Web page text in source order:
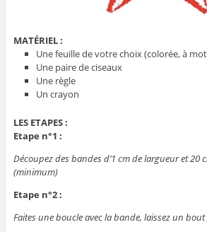
MATÉRIEL :
Une feuille de votre choix (colorée, à
Une paire de ciseaux
Une règle
Un crayon
LES ETAPES :
Etape n°1 :
Découpez des bandes d’1 cm de largueur et 20
(minimum)
Etape n°2 :
Faites une boucle avec la bande, laissez un